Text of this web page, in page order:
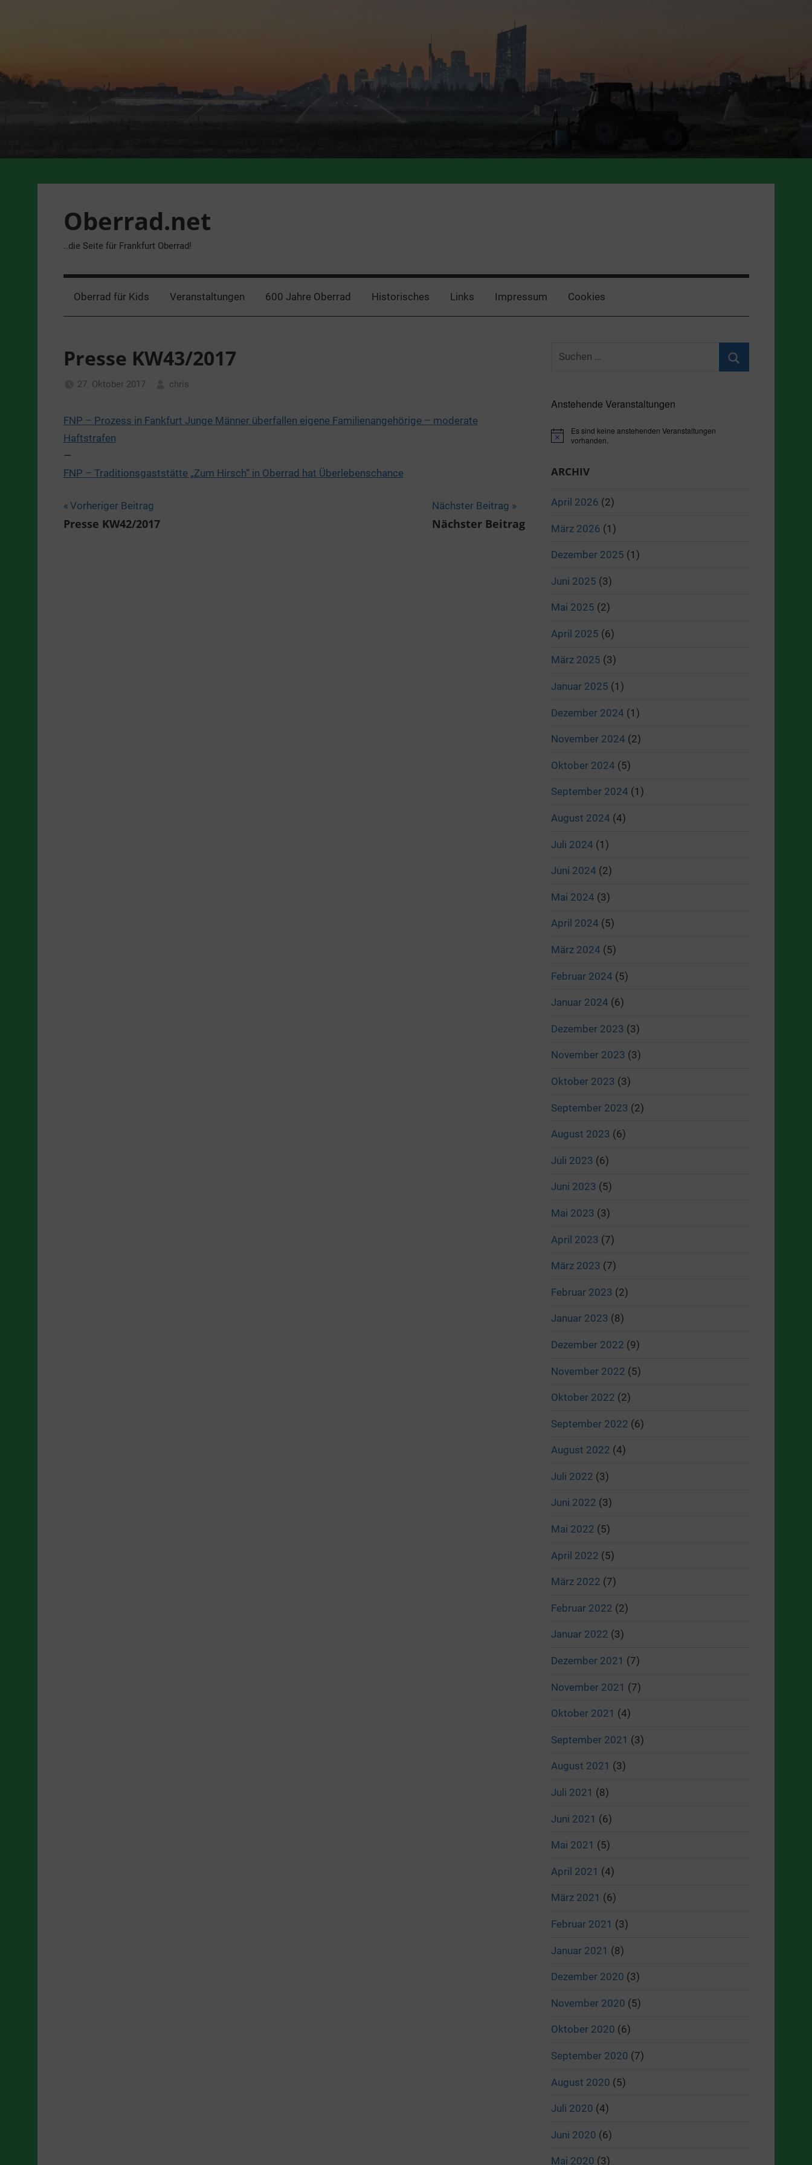
Oberrad.net
..die Seite für Frankfurt Oberrad!
Oberrad für Kids Veranstaltungen 600 Jahre Oberrad Historisches Links Impressum Cookies
Presse KW43/2017
27. Oktober 2017
chris
FNP – Prozess in Fankfurt Junge Männer überfallen eigene Familienangehörige – moderate
Haftstrafen
—
FNP – Traditionsgaststätte „Zum Hirsch“ in Oberrad hat Überlebenschance
Beitragsnavigation
Vorheriger Beitrag
Presse KW42/2017
Nächster Beitrag
Nächster Beitrag
Suchen
Anstehende Veranstaltungen
Hinweis
Es sind keine anstehenden Veranstaltungen
vorhanden.
ARCHIV
April 2026 (2)
März 2026 (1)
Dezember 2025 (1)
Juni 2025 (3)
Mai 2025 (2)
April 2025 (6)
März 2025 (3)
Januar 2025 (1)
Dezember 2024 (1)
November 2024 (2)
Oktober 2024 (5)
September 2024 (1)
August 2024 (4)
Juli 2024 (1)
Juni 2024 (2)
Mai 2024 (3)
April 2024 (5)
März 2024 (5)
Februar 2024 (5)
Januar 2024 (6)
Dezember 2023 (3)
November 2023 (3)
Oktober 2023 (3)
September 2023 (2)
August 2023 (6)
Juli 2023 (6)
Juni 2023 (5)
Mai 2023 (3)
April 2023 (7)
März 2023 (7)
Februar 2023 (2)
Januar 2023 (8)
Dezember 2022 (9)
November 2022 (5)
Oktober 2022 (2)
September 2022 (6)
August 2022 (4)
Juli 2022 (3)
Juni 2022 (3)
Mai 2022 (5)
April 2022 (5)
März 2022 (7)
Februar 2022 (2)
Januar 2022 (3)
Dezember 2021 (7)
November 2021 (7)
Oktober 2021 (4)
September 2021 (3)
August 2021 (3)
Juli 2021 (8)
Juni 2021 (6)
Mai 2021 (5)
April 2021 (4)
März 2021 (6)
Februar 2021 (3)
Januar 2021 (8)
Dezember 2020 (3)
November 2020 (5)
Oktober 2020 (6)
September 2020 (7)
August 2020 (5)
Juli 2020 (4)
Juni 2020 (6)
Mai 2020 (3)